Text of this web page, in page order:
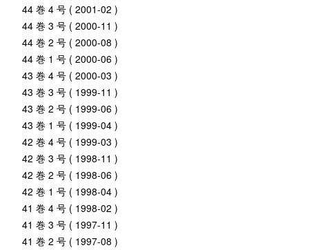
44 巻 4 号 ( 2001-02 )
44 巻 3 号 ( 2000-11 )
44 巻 2 号 ( 2000-08 )
44 巻 1 号 ( 2000-06 )
43 巻 4 号 ( 2000-03 )
43 巻 3 号 ( 1999-11 )
43 巻 2 号 ( 1999-06 )
43 巻 1 号 ( 1999-04 )
42 巻 4 号 ( 1999-03 )
42 巻 3 号 ( 1998-11 )
42 巻 2 号 ( 1998-06 )
42 巻 1 号 ( 1998-04 )
41 巻 4 号 ( 1998-02 )
41 巻 3 号 ( 1997-11 )
41 巻 2 号 ( 1997-08 )